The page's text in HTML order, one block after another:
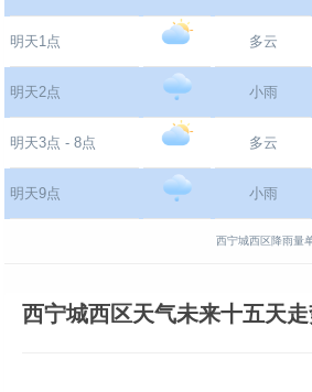
明天1点 多云
明天2点 小雨
明天3点 - 8点 多云
明天9点 小雨
西宁城西区降雨量
西宁城西区天气未来十五天走